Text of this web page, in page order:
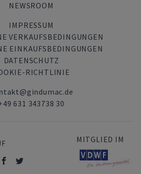
NEWSROOM
IMPRESSUM
VERKAUFSBEDINGUNGEN
EINKAUFSBEDINGUNGEN
DATENSCHUTZ
RICHTLINIE
631 343738 30
MITGLIED IM